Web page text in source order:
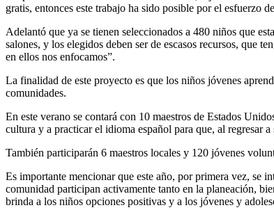
gratis, entonces este trabajo ha sido posible por el esfuerzo
Adelantó que ya se tienen seleccionados a 480 niños que
salones, y los elegidos deben ser de escasos recursos, que
en ellos nos enfocamos”.
La finalidad de este proyecto es que los niños jóvenes
comunidades.
En este verano se contará con 10 maestros de Estados
cultura y a practicar el idioma español para que, al regresar
También participarán 6 maestros locales y 120 jóvenes
Es importante mencionar que este año, por primera vez, se
comunidad participan activamente tanto en la planeación,
brinda a los niños opciones positivas y a los jóvenes y